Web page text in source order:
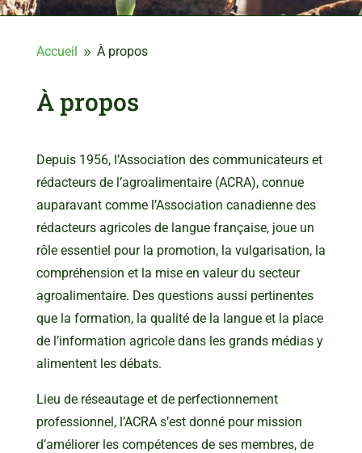
Accueil 9 À propos
À propos
Depuis 1956, l’Association des communicateurs et
rédacteurs de l’agroalimentaire (ACRA), connue
auparavant comme l’Association canadienne des
rédacteurs agricoles de langue française, joue un
rôle essentiel pour la promotion, la vulgarisation, la
compréhension et la mise en valeur du secteur
agroalimentaire. Des questions aussi pertinentes
que la formation, la qualité de la langue et la place
de l’information agricole dans les grands médias y
alimentent les débats.
Lieu de réseautage et de perfectionnement
professionnel, l’ACRA s’est donné pour mission
d’améliorer les compétences de ses membres, de